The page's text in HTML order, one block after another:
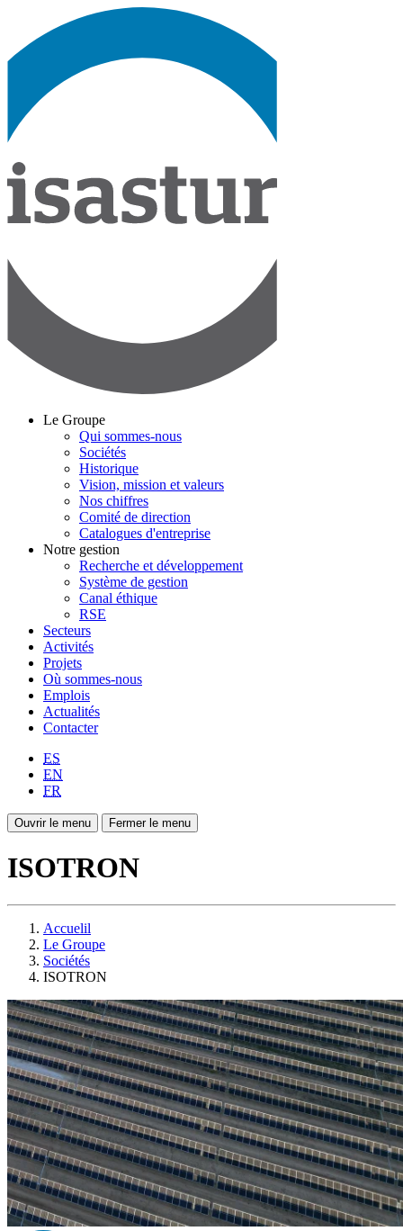
Le Groupe
Qui sommes-nous
Sociétés
Historique
Vision, mission et valeurs
Nos chiffres
Comité de direction
Catalogues d'entreprise
Notre gestion
Recherche et développement
Système de gestion
Canal éthique
RSE
Secteurs
Activités
Projets
Où sommes-nous
Emplois
Actualités
Contacter
ES
EN
FR
Ouvrir le menu Fermer le menu
ISOTRON
Accuelil
Le Groupe
Sociétés
ISOTRON